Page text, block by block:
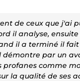
de ceux que j'ai
il analyse,
il a terminé il
démontre par un
profanes comme
la qualité de ses